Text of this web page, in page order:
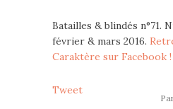
Batailles & blindés n°71.
février & mars 2016.
Caraktère sur Facebook !
Tweet